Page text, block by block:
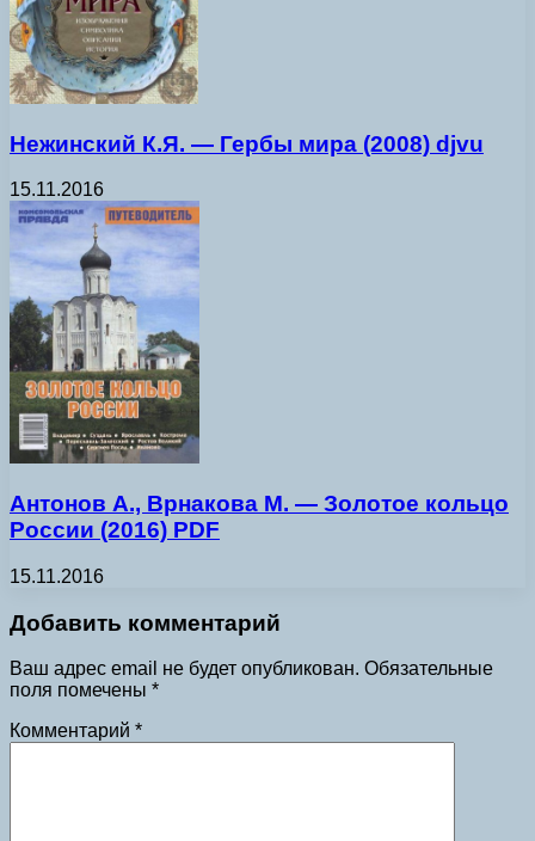
Нежинский К.Я. — Гербы мира (2008) djvu
15.11.2016
Антонов А., Врнакова М. — Золотое кольцо
России (2016) PDF
15.11.2016
Добавить комментарий
Ваш адрес email не будет опубликован. Обязательные
поля помечены *
Комментарий *